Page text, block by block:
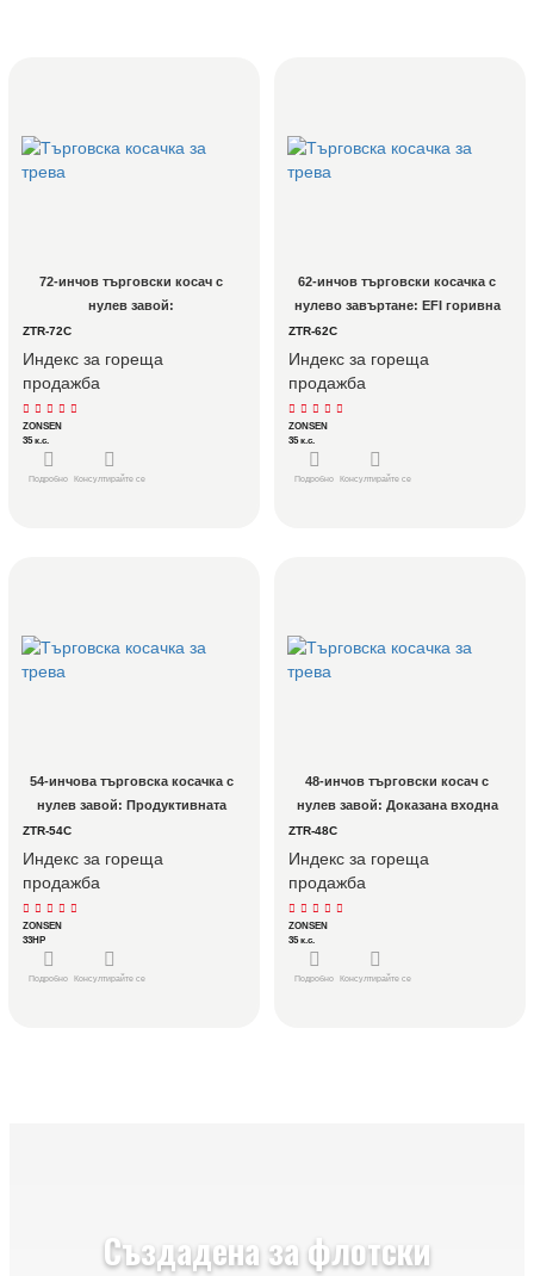
72-инчов търговски косач с
нулев завой:
Високопроизводителна флота
ZTR-72C
Индекс за гореща
продажба
ZONSEN
35 к.с.
Подробно Консултирайте се
62-инчов търговски косачка с
нулево завъртане: EFI горивна
ефективност за операции с
ZTR-62C
Индекс за гореща
продажба
ZONSEN
35 к.с.
Подробно Консултирайте се
54-инчова търговска косачка с
нулев завой: Продуктивната
златна среда за търговски екипи
ZTR-54C
Индекс за гореща
продажба
ZONSEN
33HP
Подробно Консултирайте се
48-инчов търговски косач с
нулев завой: Доказана входна
точка за търговски автопаркове
ZTR-48C
Индекс за гореща
продажба
ZONSEN
35 к.с.
Подробно Консултирайте се
Създадена за флотски